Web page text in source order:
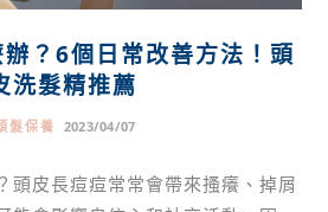
？6個日常改善方法！頭
洗髮精推薦
髮保養 2023/04/07
頭皮長痘痘常常會帶來搔癢、掉屑